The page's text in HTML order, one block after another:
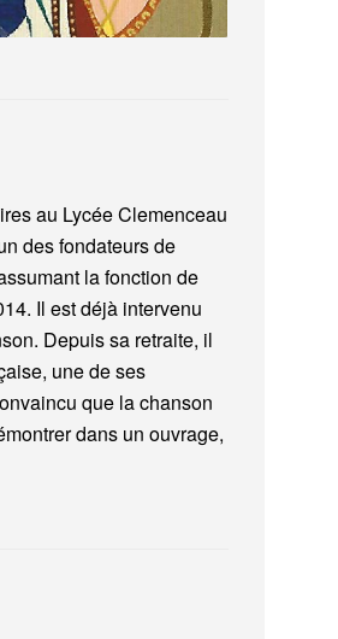
au Lycée Clemenceau
des fondateurs de
la fonction de
Il est déjà intervenu
Depuis sa retraite, il
une de ses
que la chanson
dans un ouvrage,